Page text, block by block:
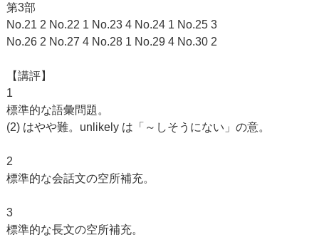
第3部
No.21 2 No.22 1 No.23 4 No.24 1 No.25 3
No.26 2 No.27 4 No.28 1 No.29 4 No.30 2
【講評】
1
標準的な語彙問題。
(2) はやや難。unlikely は「～しそうにない」の意。
2
標準的な会話文の空所補充。
3
標準的な長文の空所補充。